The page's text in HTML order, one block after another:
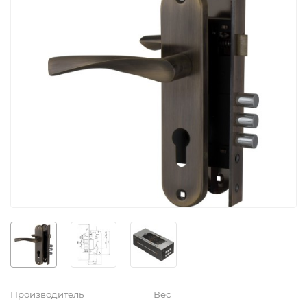
Производитель Вес